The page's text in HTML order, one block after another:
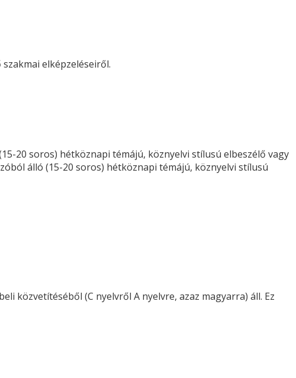
elképzeléseiről.
20 soros) hétköznapi témájú, köznyelvi stílusú elbeszélő vagy
álló (15-20 soros) hétköznapi témájú, köznyelvi stílusú
közvetítéséből (C nyelvről A nyelvre, azaz magyarra) áll. Ez